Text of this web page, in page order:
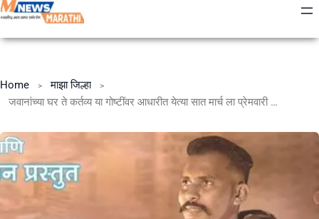
Home
माझा जिल्हा
जवानांच्या घर ते कर्तव्य या गोष्टींवर आधारीत येत्या सात मार्च ला प्रेमवारी प्रोडक्शन प्रस्तुत फौजी-एक ह्रदयस्पर्शी प्रवास या नावाचा वेबसिनेमा युट्युबवर आपल्या भेटीला येतोय.* *निर्माता दिग्दर्शक किरण गाजरे*